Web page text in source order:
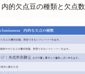
内的欠点豆の種類と欠点数